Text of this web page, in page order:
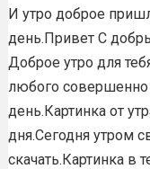
И утро доброе
день.Привет С
Доброе утро для
любого
день.Картинка от
дня.Сегодня утром
скачать.Картинка